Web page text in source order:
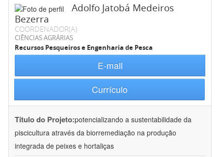
Adolfo Jatobá Medeiros
Bezerra
COORDENADOR(A)
CIÊNCIAS AGRÁRIAS
Recursos Pesqueiros e Engenharia de Pesca
E-mail
Currículo
Título do Projeto:potencializando a sustentabilidade da
piscicultura através da biorremediação na produção
integrada de peixes e hortaliças